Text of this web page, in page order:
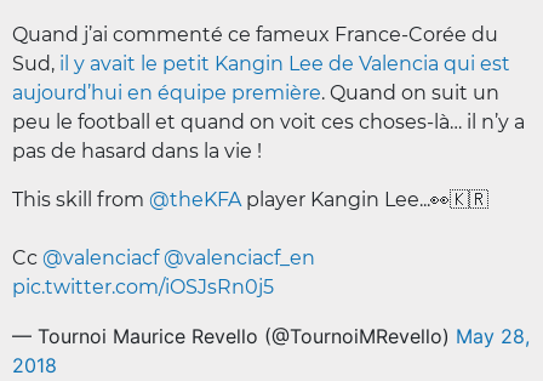
Quand j’ai commenté ce fameux France-Corée du
Sud, il y avait le petit Kangin Lee de Valencia qui est
aujourd’hui en équipe première. Quand on suit un
peu le football et quand on voit ces choses-là… il n’y a
pas de hasard dans la vie !
This skill from @theKFAplayer Kangin Lee...👀🇰🇷
Cc @valenciacf @valenciacf_en
pic.twitter.com/iOSJsRn0j5
— Tournoi Maurice Revello (@TournoiMRevello) May 28,
2018